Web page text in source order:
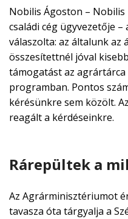
Nobilis Ágoston –
családi cég ügyvezetője
válaszolta: az általunk az
összesítettnél jóval
támogatást az
programban. Pontos
kérésünkre sem közölt.
reagált a kérdéseinkre.
Rárepültek a
Az Agrárminisztériumot
tavasza óta tárgyalja a